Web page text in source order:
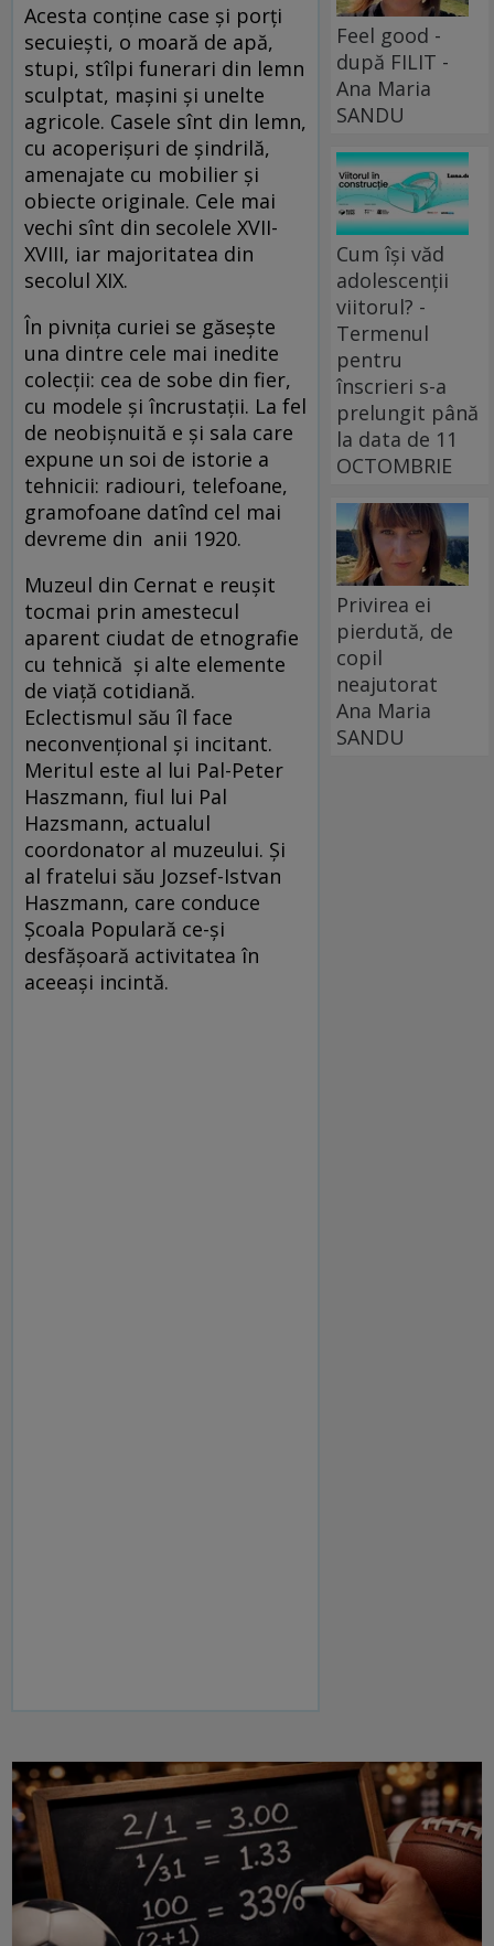
Acesta conține case și porți
secuiești, o moară de apă,
stupi, stîlpi funerari din lemn
sculptat, mașini și unelte
agricole. Casele sînt din lemn,
cu acoperișuri de șindrilă,
amenajate cu mobilier și
obiecte originale. Cele mai
vechi sînt din secolele XVII-
XVIII, iar majoritatea din
secolul XIX.
În pivnița curiei se găsește
una dintre cele mai inedite
colecții: cea de sobe din fier,
cu modele și încrustații. La fel
de neobișnuită e și sala care
expune un soi de istorie a
tehnicii: radiouri, telefoane,
gramofoane datînd cel mai
devreme din anii 1920.
Muzeul din Cernat e reușit
tocmai prin amestecul
aparent ciudat de etnografie
cu tehnică și alte elemente
de viață cotidiană.
Eclectismul său îl face
neconvențional și incitant.
Meritul este al lui Pal-Peter
Haszmann, fiul lui Pal
Hazsmann, actualul
coordonator al muzeului. Și
al fratelui său Jozsef-Istvan
Haszmann, care conduce
Școala Populară ce-și
desfășoară activitatea în
aceeași incintă.
Feel good -
după FILIT -
Ana Maria
SANDU
Cum își văd
adolescenții
viitorul? -
Termenul
pentru
înscrieri s-a
prelungit până
la data de 11
OCTOMBRIE
Privirea ei
pierdută, de
copil
neajutorat
Ana Maria
SANDU